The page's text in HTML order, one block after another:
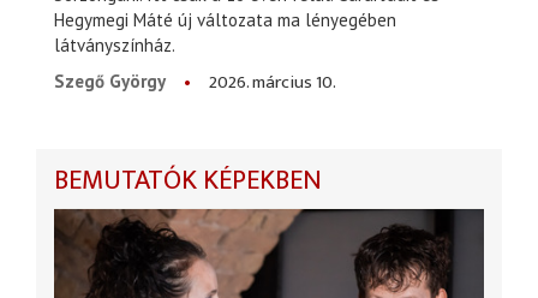
Hegymegi Máté új változata ma lényegében
látványszínház.
Szegő György
2026. március 10.
BEMUTATÓK KÉPEKBEN